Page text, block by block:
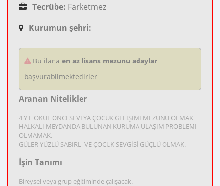
Tecrübe: Farketmez
Kurumun şehri:
Bu ilana en az lisans mezunu adaylar
başvurabilmektedirler
Aranan Nitelikler
4 YIL OKUL ÖNCESİ VEYA ÇOCUK GELİŞİMİ MEZUNU OLMAK
HALKALI MEYDANDA BULUNAN KURUMA ULAŞIM PROBLEMİ
OLMAMAK.
GÜLER YÜZLÜ SABIRLI VE ÇOCUK SEVGİSİ GÜÇLÜ OLMAK.
İşin Tanımı
Bireysel veya grup eğitiminde çalışacak.